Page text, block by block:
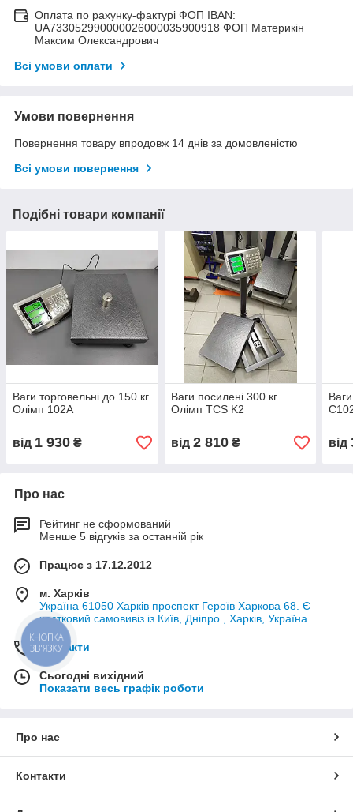
Оплата по рахунку-фактурі ФОП IBAN:
UA733052990000026000035900918 ФОП Материкін
Максим Олександрович
Всі умови оплати
Умови повернення
Повернення товару впродовж 14 днів за домовленістю
Всі умови повернення
Подібні товари компанії
Ваги торговельні до 150 кг
Олімп 102A
від 1 930 ₴
Ваги посилені 300 кг
Олімп TCS K2
від 2 810₴ від
Про нас
Рейтинг не сформований
Менше 5 відгуків за останній рік
Працює з 17.12.2012
м. Харків
Україна 61050 Харків проспект Героїв Харкова 68. Є
частковий самовивіз із Київ, Дніпро., Харків, Україна
Контакти
Сьогодні вихідний
Показати весь графік роботи
Про нас
Контакти
КНОПКА
ЗВ'ЯЗКУ